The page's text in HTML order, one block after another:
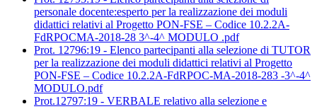
personale docente:esperto per la realizzazione dei moduli
didattici relativi al Progetto PON-FSE – Codice 10.2.2A-
FdRPOCMA-2018-28 3^-4^ MODULO .pdf
Prot. 12796:19 - Elenco partecipanti alla selezione di TUTOR
per la realizzazione dei moduli didattici relativi al Progetto
PON-FSE – Codice 10.2.2A-FdRPOC-MA-2018-283 -3^-4^
MODULO.pdf
Prot.12797:19 - VERBALE relativo alla selezione e